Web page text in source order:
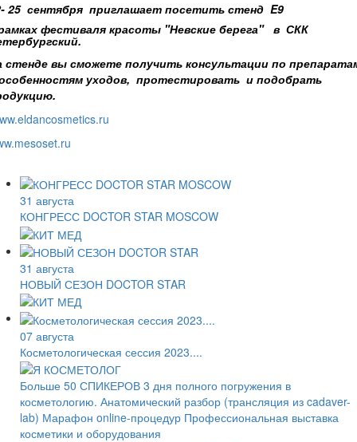
25 сентября приглашает посетить стенд E9
фестиваля красоты "Невские берега" в СКК
стенде вы сможете получить консультации по
уходов, протестировать и подобрать
31 августа
КОНГРЕСС DOCTOR STAR MOSCOW
31 августа
НОВЫЙ СЕЗОН DOCTOR STAR
07 августа
Косметологическая сессия 2023....
Больше 50 СПИКЕРОВ 3 дня полного погружения в
косметологию. Анатомический разбор (трансляция из cadaver-
lab) Марафон online-процедур Профессиональная выставка
косметики и оборудования